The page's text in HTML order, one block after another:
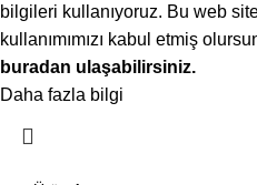
bilgileri kullanıyoruz. Bu web
kullanımımızı kabul etmiş
buradan ulaşabilirsiniz.
Daha fazla bilgi